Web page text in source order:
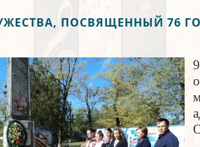
ПОСВЯЩЕННЫЙ 76